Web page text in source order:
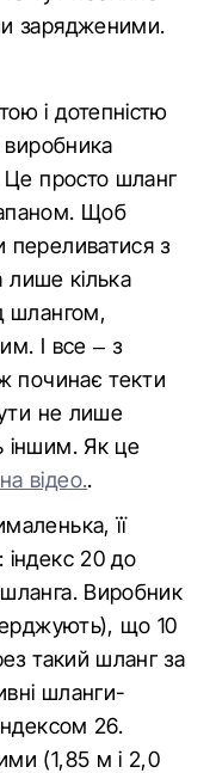
зарядженими.
і дотепністю
виробника
Це просто шланг
Щоб
переливатися з
лише кілька
шлангом,
І все – з
починає текти
не лише
іншим. Як це
відео..
її
20 до
Виробник
що 10
такий шланг за
шланги-
26.
(1,85 м і 2,0